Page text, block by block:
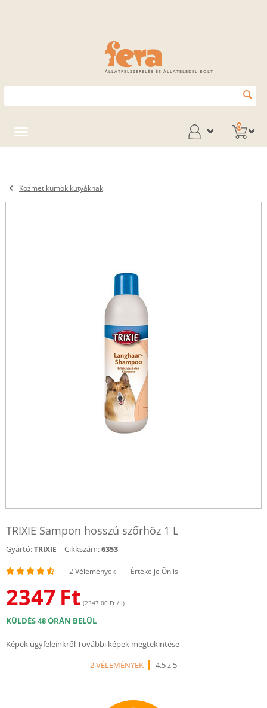
ÁLLATFELSZERELÉS ÉS ÁLLATELEDEL BOLT
0
Kozmetikumok kutyáknak
TRIXIE Sampon hosszú szőrhöz 1 L
Gyártó:TRIXIE Cikkszám:6353
2 Vélemények Értékelje Ön is
2347 Ft (2347.00 Ft / l)
KÜLDÉS 48 ÓRÁN BELÜL
Képek ügyfeleinkrőlTovábbi képek megtekintése
2 VÉLEMÉNYEK
4.5 z 5